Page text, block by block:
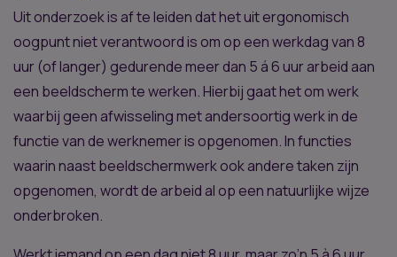
Uit onderzoek is af te leiden dat het uit ergonomisch
oogpunt niet verantwoord is om op een werkdag van 8
uur (of langer) gedurende meer dan 5 á 6 uur arbeid aan
een beeldscherm te werken. Hierbij gaat het om werk
waarbij geen afwisseling met andersoortig werk in de
functie van de werknemer is opgenomen. In functies
waarin naast beeldschermwerk ook andere taken zijn
opgenomen, wordt de arbeid al op een natuurlijke wijze
onderbroken.